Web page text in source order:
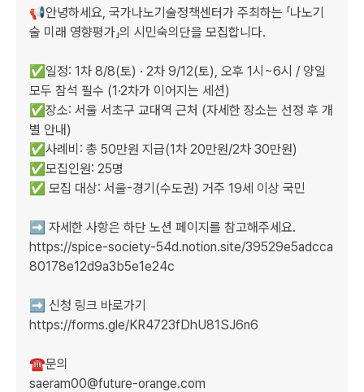
📢안녕하세요, 국가나노기술정책센터가 주최하는 「나노기
술 미래 영향평가」의 시민숙의단을 모집합니다.
✅일정: 1차 8/8(토) · 2차 9/12(토), 오후 1시~6시 / 양일
모두 참석 필수 (1·2차가 이어지는 세션)
✅장소: 서울 서초구 교대역 근처 (자세한 장소는 선정 후 개
별 안내)
✅사례비: 총 50만원 지급(1차 20만원/2차 30만원)
✅모집인원: 25명
✅ 모집 대상: 서울-경기(수도권) 거주 19세 이상 국민
➡️ 자세한 사항은 하단 노션 페이지를 참고해주세요.
https://spice-society-54d.notion.site/39529e5adcca
80178e12d9a3b5e1e24c
➡️ 신청 링크 바로가기
https://forms.gle/KR4723fDhU81SJ6n6
☎️문의
saeram00@future-orange.com